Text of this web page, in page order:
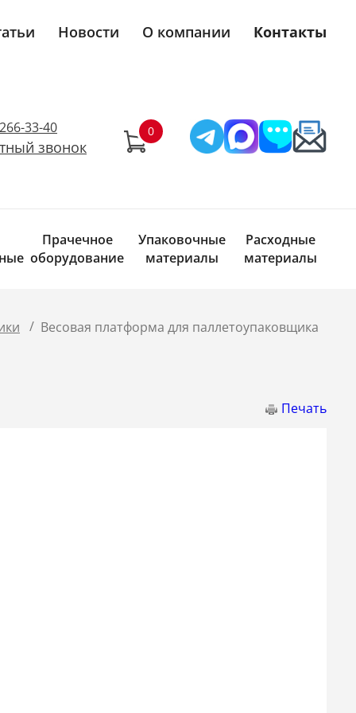
Новости О компании Контакты
33-40
звонок
Прачечное
оборудование
Упаковочные
материалы
Расходные
материалы
/ Весовая платформа для паллетоупаковщика
Печать